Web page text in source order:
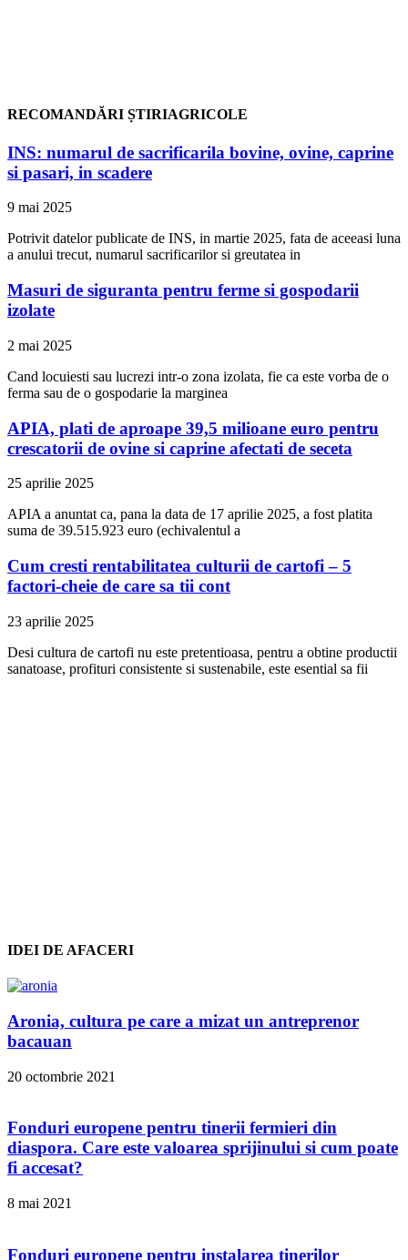
RECOMANDĂRI ȘTIRIAGRICOLE
INS: numarul de sacrificarila bovine, ovine, caprine
si pasari, in scadere
9 mai 2025
Potrivit datelor publicate de INS, in martie 2025, fata de aceeasi luna
a anului trecut, numarul sacrificarilor si greutatea in
Masuri de siguranta pentru ferme si gospodarii
izolate
2 mai 2025
Cand locuiesti sau lucrezi intr-o zona izolata, fie ca este vorba de o
ferma sau de o gospodarie la marginea
APIA, plati de aproape 39,5 milioane euro pentru
crescatorii de ovine si caprine afectati de seceta
25 aprilie 2025
APIA a anuntat ca, pana la data de 17 aprilie 2025, a fost platita
suma de 39.515.923 euro (echivalentul a
Cum cresti rentabilitatea culturii de cartofi – 5
factori-cheie de care sa tii cont
23 aprilie 2025
Desi cultura de cartofi nu este pretentioasa, pentru a obtine productii
sanatoase, profituri consistente si sustenabile, este esential sa fii
IDEI DE AFACERI
Aronia, cultura pe care a mizat un antreprenor
bacauan
20 octombrie 2021
Fonduri europene pentru tinerii fermieri din
diaspora. Care este valoarea sprijinului si cum poate
fi accesat?
8 mai 2021
Fonduri europene pentru instalarea tinerilor